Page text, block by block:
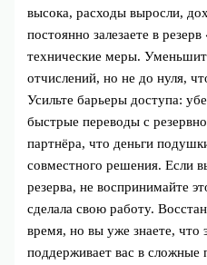
высока, расходы выросли,
постоянно залезаете в
технические меры.
отчислений, но не до нуля,
Усильте барьеры доступа:
быстрые переводы с
партнёра, что деньги
совместного решения. Если
резерва, не воспринимайте
сделала свою работу.
время, но вы уже знаете, что
поддерживает вас в сложные